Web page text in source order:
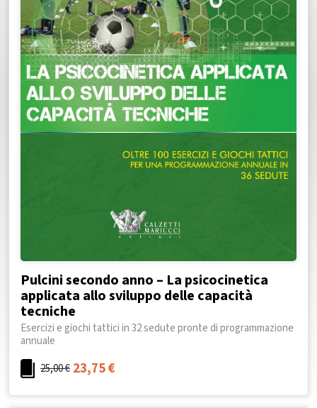
Pulcini secondo anno – La psicocinetica
applicata allo sviluppo delle capacità
tecniche
Esercizi e giochi tattici in 32 sedute pronte di programmazione
annuale
25,00€ 23,75€